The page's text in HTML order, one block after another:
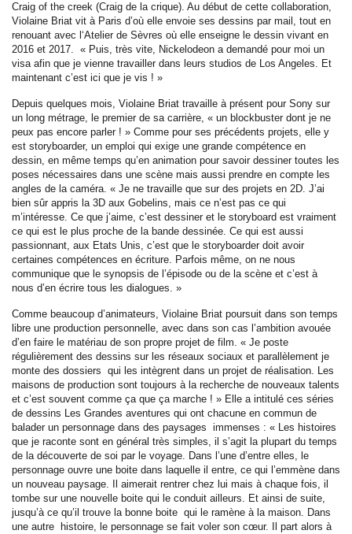
Craig of the creek (Craig de la crique). Au début de cette collaboration,
Violaine Briat vit à Paris d’où elle envoie ses dessins par mail, tout en
renouant avec l‘Atelier de Sèvres où elle enseigne le dessin vivant en
2016 et 2017. « Puis, très vite, Nickelodeon a demandé pour moi un
visa afin que je vienne travailler dans leurs studios de Los Angeles. Et
maintenant c’est ici que je vis ! »
Depuis quelques mois, Violaine Briat travaille à présent pour Sony sur
un long métrage, le premier de sa carrière, « un blockbuster dont je ne
peux pas encore parler ! » Comme pour ses précédents projets, elle y
est storyboarder, un emploi qui exige une grande compétence en
dessin, en même temps qu’en animation pour savoir dessiner toutes les
poses nécessaires dans une scène mais aussi prendre en compte les
angles de la caméra. « Je ne travaille que sur des projets en 2D. J’ai
bien sûr appris la 3D aux Gobelins, mais ce n’est pas ce qui
m’intéresse. Ce que j’aime, c’est dessiner et le storyboard est vraiment
ce qui est le plus proche de la bande dessinée. Ce qui est aussi
passionnant, aux Etats Unis, c’est que le storyboarder doit avoir
certaines compétences en écriture. Parfois même, on ne nous
communique que le synopsis de l’épisode ou de la scène et c’est à
nous d’en écrire tous les dialogues. »
Comme beaucoup d’animateurs, Violaine Briat poursuit dans son temps
libre une production personnelle, avec dans son cas l’ambition avouée
d’en faire le matériau de son propre projet de film. « Je poste
régulièrement des dessins sur les réseaux sociaux et parallèlement je
monte des dossiers qui les intègrent dans un projet de réalisation. Les
maisons de production sont toujours à la recherche de nouveaux talents
et c’est souvent comme ça que ça marche ! » Elle a intitulé ces séries
de dessins Les Grandes aventures qui ont chacune en commun de
balader un personnage dans des paysages immenses : « Les histoires
que je raconte sont en général très simples, il s’agit la plupart du temps
de la découverte de soi par le voyage. Dans l’une d’entre elles, le
personnage ouvre une boite dans laquelle il entre, ce qui l’emmène dans
un nouveau paysage. Il aimerait rentrer chez lui mais à chaque fois, il
tombe sur une nouvelle boite qui le conduit ailleurs. Et ainsi de suite,
jusqu’à ce qu’il trouve la bonne boite qui le ramène à la maison. Dans
une autre histoire, le personnage se fait voler son cœur. Il part alors à